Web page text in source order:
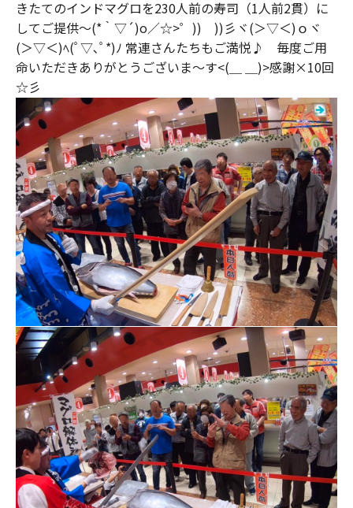
きたてのインドマグロを230人前の寿司（1人前2貫）に
してご提供～(*｀▽´)o／☆>゜)) ))彡ヾ(＞▽＜)ｏヾ
(＞▽＜)ﾍ(ﾟ▽､ﾟ*)ﾉ 常連さんたちもご満悦♪ 毎度ご用
命いただきありがとうございま～す<(＿ ＿)>感謝×10回
☆彡